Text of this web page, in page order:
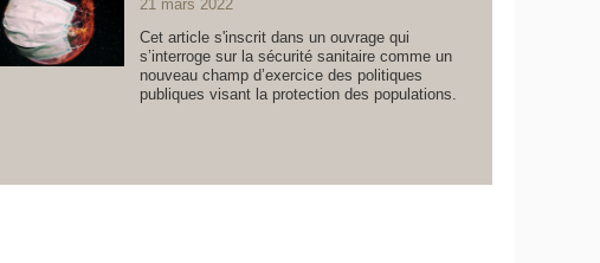
21 mars 2022
Cet article s'inscrit dans un ouvrage qui
s’interroge sur la sécurité sanitaire comme un
nouveau champ d’exercice des politiques
publiques visant la protection des populations.